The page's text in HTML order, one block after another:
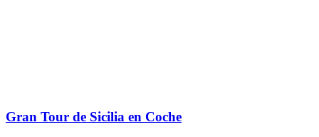
Gran Tour de Sicilia en Coche